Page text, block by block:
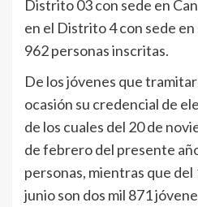
Distrito 03 con sede en
en el Distrito 4 con sede en
962 personas inscritas.
De los jóvenes que
ocasión su credencial de
de los cuales del 20 de
de febrero del presente
personas, mientras que
junio son dos mil 871